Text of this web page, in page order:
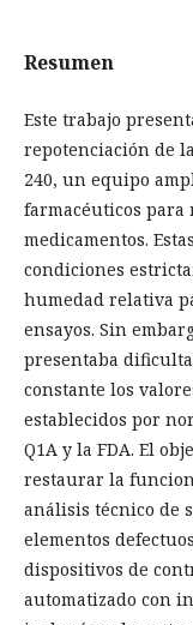
Resumen
Este trabajo
repotenciación de
240, un equipo
farmacéuticos
medicamentos.
condiciones
humedad relativa
ensayos. Sin
presentaba
constante los
establecidos por
Q1A y la FDA. El
restaurar la
análisis técnico de
elementos
dispositivos de
automatizado con